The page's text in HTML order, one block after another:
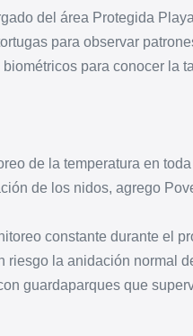
del área Protegida
para observar
para conocer la
de la temperatura en
de los nidos, agrego
constante durante el
riesgo la anidación normal
guardaparques que